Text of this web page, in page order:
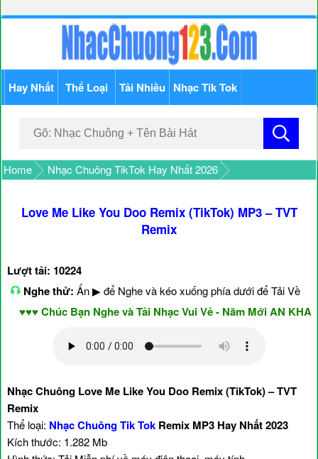
Hay Nhất Thể Loại Tải Nhiều Nhạc Tik Tok
Home Nhạc Chuông TikTok Hay Nhất 2026
Love Me Like You Doo Remix (TikTok) MP3 – TVT
Remix
Lượt tải: 10224
Nghe thử: Ấn ▶ để Nghe và kéo xuống phía dưới để Tải Về
Chúc Bạn Nghe và Tải Nhạc Vui Vẻ - Năm Mới AN KHANG
Nhạc Chuông Love Me Like You Doo Remix (TikTok) – TVT
Remix
Thể loại: Nhạc Chuông Tik Tok Remix MP3 Hay Nhất 2023
Kích thước: 1.282 Mb